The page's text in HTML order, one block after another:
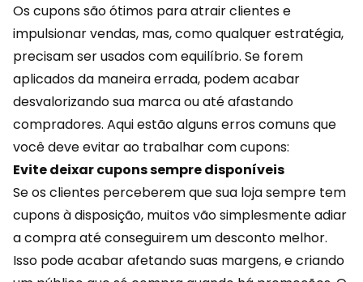
Os cupons são ótimos para atrair clientes e
impulsionar vendas, mas, como qualquer estratégia,
precisam ser usados com equilíbrio. Se forem
aplicados da maneira errada, podem acabar
desvalorizando sua marca ou até afastando
compradores. Aqui estão algunserroscomuns que
você deve evitar ao trabalhar com cupons:
Evite deixar cupons sempre disponíveis
Se os clientes perceberem que sua loja sempre tem
cupons à disposição, muitos vão simplesmente adiar
a compra até conseguirem um desconto melhor.
Isso pode acabar afetando suas margens, e criando